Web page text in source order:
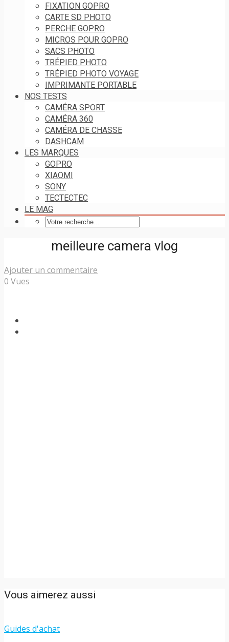
FIXATION GOPRO
CARTE SD PHOTO
PERCHE GOPRO
MICROS POUR GOPRO
SACS PHOTO
TRÉPIED PHOTO
TRÉPIED PHOTO VOYAGE
IMPRIMANTE PORTABLE
NOS TESTS
CAMÉRA SPORT
CAMÉRA 360
CAMÉRA DE CHASSE
DASHCAM
LES MARQUES
GOPRO
XIAOMI
SONY
TECTECTEC
LE MAG
meilleure camera vlog
Ajouter un commentaire
0 Vues
Vous aimerez aussi
Guides d'achat